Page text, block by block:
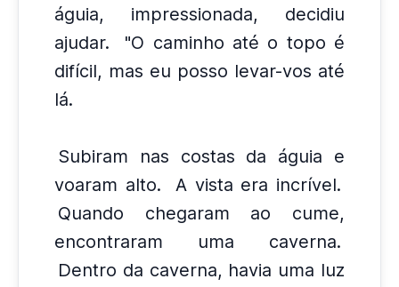
águia, impressionada, decidiu
ajudar.
"O caminho até o topo é
difícil, mas eu posso levar-vos até
lá.
Subiram nas costas da águia e
voaram alto.
A vista era incrível.
Quando chegaram ao cume,
encontraram uma caverna.
Dentro da caverna, havia uma luz